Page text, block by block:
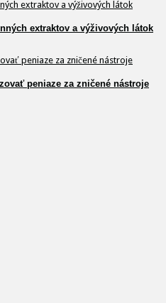
extraktov a výživových látok
peniaze za zničené nástroje